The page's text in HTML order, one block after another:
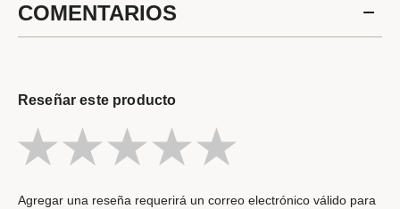
COMENTARIOS
Reseñar este producto
Agregar una reseña requerirá un correo electrónico válido para